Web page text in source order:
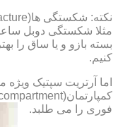
مثلا شکستگی دوبل
کنیم.
فوری را می طلبد.